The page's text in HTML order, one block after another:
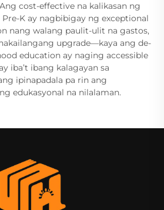
cost-effective na kalikasan ng
K ay nagbibigay ng exceptional
nang walang paulit-ulit na gastos,
upgrade—kaya ang de-
education ay naging accessible
iba’t ibang kalagayan sa
ipinapadala pa rin ang
edukasyonal na nilalaman.